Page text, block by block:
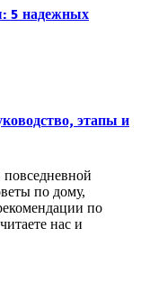
5 надежных
этапы и
по дому,
по
нас и